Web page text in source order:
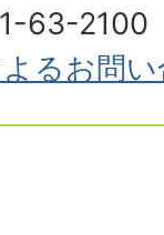
63-2100
るお問